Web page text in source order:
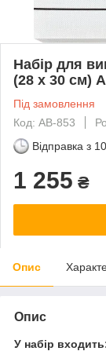
Набір для
(28 х 30 см)
Під замовлення
Код: AB-853
Відправка з
1 255 ₴
Опис
Опис
У набір